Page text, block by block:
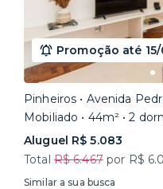
Promoção até
Pinheiros • Avenida
Mobiliado • 44m² • 2
Aluguel R$ 5.083
TotalR$ 6.467por R$
Similar a sua busca